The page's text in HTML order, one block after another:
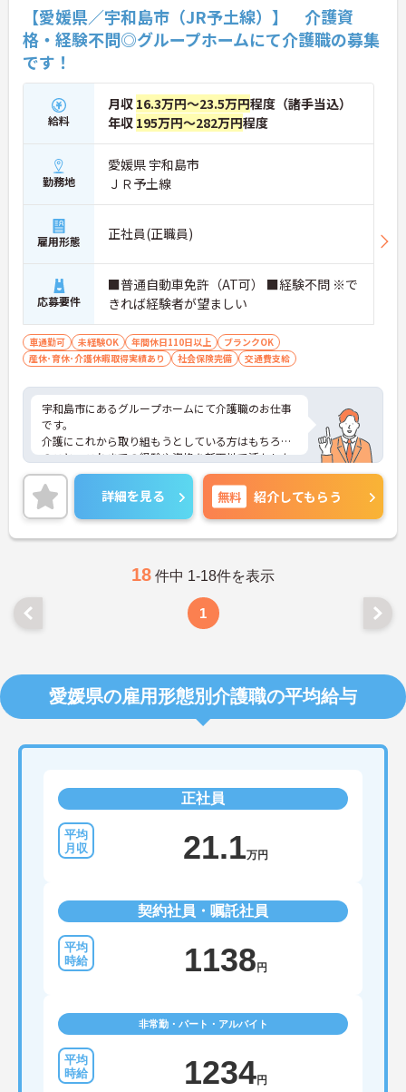
【愛媛県／宇和島市（JR予土線）】 介護資
格・経験不問◎グループホームにて介護職の募集
です！
給料
月収 16.3万円～23.5万円程度（諸手当込）
年収 195万円～282万円程度
勤務地
愛媛県 宇和島市
ＪＲ予土線
雇用形態 正社員(正職員)
応募要件
■普通自動車免許（AT可） ■経験不問 ※で
きれば経験者が望ましい
車通勤可 未経験OK 年間休日110日以上
ブランクOK
産休･育休･介護休暇取得実績あり
社会保険完備 交通費支給
宇和島市にあるグループホームにて介護職のお仕事
です。
介護にこれから取り組もうとしている方はもちろん
のこと、これまでの経験や資格を新天地で活かした
いという方にも最適な職場です♪
また自分の時間をしっかりと確保でき、ご家庭やプ
ライベートと無理なく両立できる環境が整っていま
す。
ご興味がある方は是非一度マイナビまでお問い合わ
詳細を見る 無料 紹介してもらう
18 件中 1-18件を表示
1
愛媛県の雇用形態別介護職の平均給与
正社員
21.1万円
契約社員・嘱託社員
1138円
非常勤・パート・アルバイト
1234円